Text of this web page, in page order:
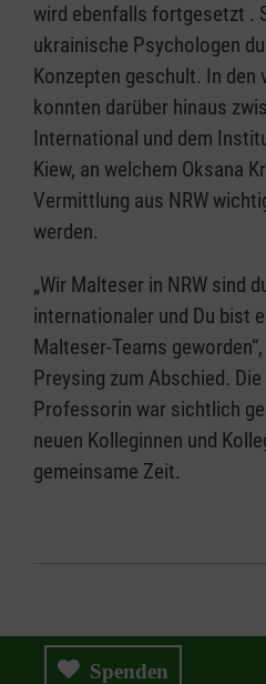
wird ebenfalls fortgesetzt .
ukrainische Psychologen
Konzepten geschult. In den
konnten darüber hinaus
International und dem
Kiew, an welchem Oksana
Vermittlung aus NRW
werden.
„Wir Malteser in NRW sind
internationaler und Du bist
Malteser-Teams
Preysing zum Abschied.
Professorin war sichtlich
neuen Kolleginnen und
gemeinsame Zeit.
Spenden